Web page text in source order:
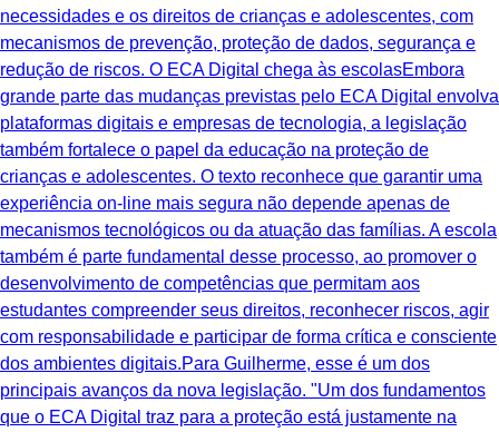
necessidades e os direitos de crianças e adolescentes, com
mecanismos de prevenção, proteção de dados, segurança e
redução de riscos. O ECA Digital chega às escolasEmbora
grande parte das mudanças previstas pelo ECA Digital envolva
plataformas digitais e empresas de tecnologia, a legislação
também fortalece o papel da educação na proteção de
crianças e adolescentes. O texto reconhece que garantir uma
experiência on-line mais segura não depende apenas de
mecanismos tecnológicos ou da atuação das famílias. A escola
também é parte fundamental desse processo, ao promover o
desenvolvimento de competências que permitam aos
estudantes compreender seus direitos, reconhecer riscos, agir
com responsabilidade e participar de forma crítica e consciente
dos ambientes digitais.Para Guilherme, esse é um dos
principais avanços da nova legislação. "Um dos fundamentos
que o ECA Digital traz para a proteção está justamente na